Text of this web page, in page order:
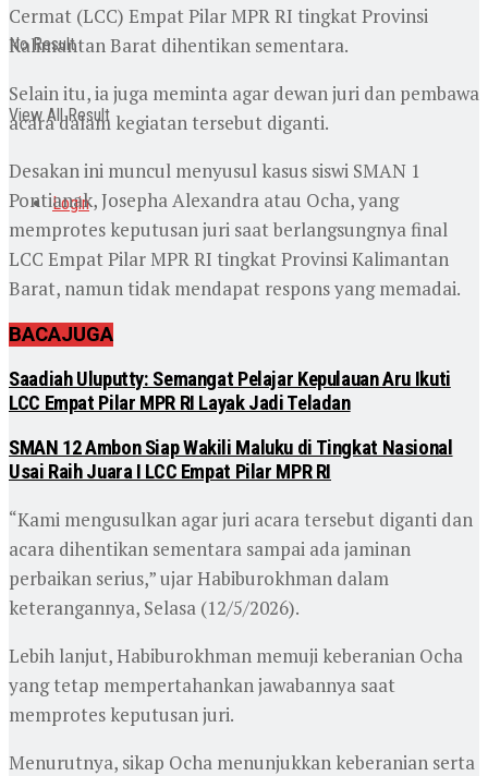
No Result
View All Result
Login
Cermat (LCC) Empat Pilar MPR RI tingkat Provinsi
Kalimantan Barat dihentikan sementara.
Selain itu, ia juga meminta agar dewan juri dan pembawa
acara dalam kegiatan tersebut diganti.
Desakan ini muncul menyusul kasus siswi SMAN 1
Pontianak, Josepha Alexandra atau Ocha, yang
memprotes keputusan juri saat berlangsungnya final
LCC Empat Pilar MPR RI tingkat Provinsi Kalimantan
Barat, namun tidak mendapat respons yang memadai.
BACAJUGA
Saadiah Uluputty: Semangat Pelajar Kepulauan Aru Ikuti
LCC Empat Pilar MPR RI Layak Jadi Teladan
SMAN 12 Ambon Siap Wakili Maluku di Tingkat Nasional
Usai Raih Juara I LCC Empat Pilar MPR RI
“Kami mengusulkan agar juri acara tersebut diganti dan
acara dihentikan sementara sampai ada jaminan
perbaikan serius,” ujar Habiburokhman dalam
keterangannya, Selasa (12/5/2026).
Lebih lanjut, Habiburokhman memuji keberanian Ocha
yang tetap mempertahankan jawabannya saat
memprotes keputusan juri.
Menurutnya, sikap Ocha menunjukkan keberanian serta